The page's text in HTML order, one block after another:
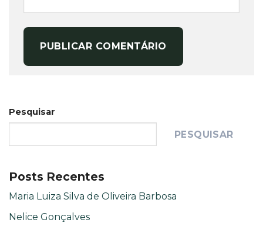
Pesquisar
PESQUISAR
Posts Recentes
Maria Luiza Silva de Oliveira Barbosa
Nelice Gonçalves